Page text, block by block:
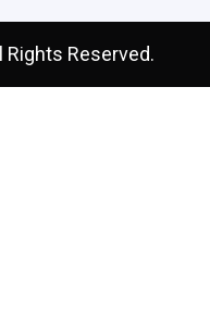
Reserved.